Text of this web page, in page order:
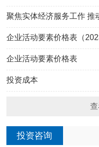
聚焦实体经济服务工作 推
企业活动要素价格表（
企业活动要素价格表
投资成本
投资咨询